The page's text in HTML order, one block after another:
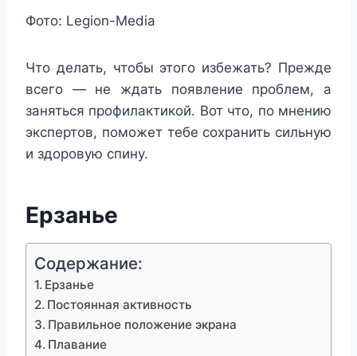
Фото: Legion-Media
Что делать, чтобы этого избежать? Прежде
всего — не ждать появление проблем, а
заняться профилактикой. Вот что, по мнению
экспертов, поможет тебе сохранить сильную
и здоровую спину.
Ерзанье
Содержание:
Ерзанье
Постоянная активность
Правильное положение экрана
Плавание